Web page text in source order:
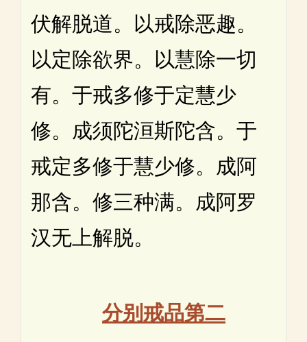
伏解脱道。以戒除恶趣。
以定除欲界。以慧除一切
有。于戒多修于定慧少
修。成须陀洹斯陀含。于
戒定多修于慧少修。成阿
那含。修三种满。成阿罗
汉无上解脱。
分别戒品第二